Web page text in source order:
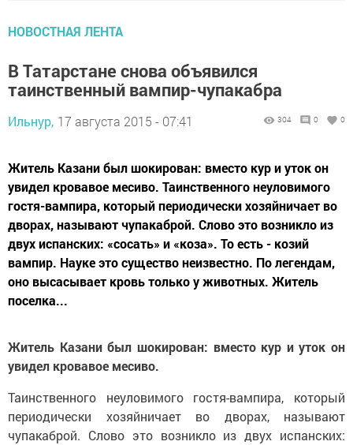
НОВОСТНАЯ ЛЕНТА
В Татарстане снова объявился
таинственный вампир-чупакабра
Ильнур, 17 августа 2015 - 07:41 304 0 0
Житель Казани был шокирован: вместо кур и уток он
увидел кровавое месиво. Таинственного неуловимого
гостя-вампира, который периодически хозяйничает во
дворах, называют чупакаброй. Слово это возникло из
двух испанских: «сосать» и «коза». То есть - козий
вампир. Науке это существо неизвестно. По легендам,
оно высасывает кровь только у животных. Житель
поселка...
Житель Казани был шокирован: вместо кур и уток он
увидел кровавое месиво.
Таинственного неуловимого гостя-вампира, который
периодически хозяйничает во дворах, называют
чупакаброй. Слово это возникло из двух испанских: